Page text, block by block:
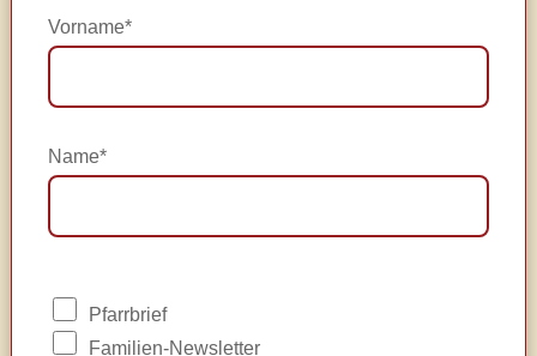
Vorname*
Name*
Pfarrbrief
Familien-Newsletter